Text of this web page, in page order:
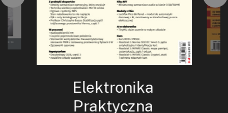
Elektronika
Praktyczna